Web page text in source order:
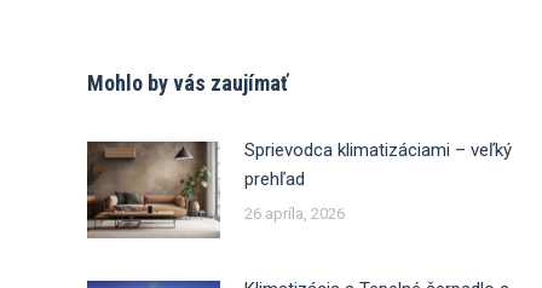
Mohlo by vás zaujímať
Sprievodca klimatizáciami – veľký
prehľad
26 apríla, 2026